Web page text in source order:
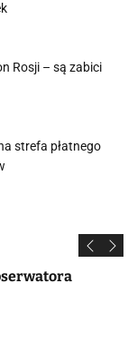
Rosji – są zabici
strefa płatnego